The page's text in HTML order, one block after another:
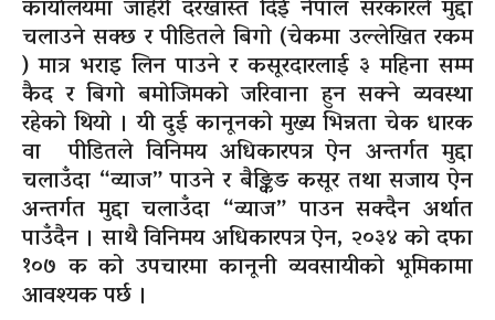
कार्यालयमा जाहेरी दरखास्त दिई नेपाल सरकारले मुद्दा
चलाउने सक्छ र पीडितले बिगो (चेकमा उल्लेखित रकम
) मात्र भराइ लिन पाउने र कसूरदारलाई ३ महिना सम्म
कैद र बिगो बमोजिमको जरिवाना हुन सक्ने व्यवस्था
रहेको थियो । यी दुई कानूनको मुख्य भिन्नता चेक धारक
वा पीडितले विनिमय अधिकारपत्र ऐन अन्तर्गत मुद्दा
चलाउँदा “व्याज” पाउने र बैङ्किङ कसूर तथा सजाय ऐन
अन्तर्गत मुद्दा चलाउँदा “व्याज” पाउन सक्दैन अर्थात
पाउँदैन । साथै विनिमय अधिकारपत्र ऐन, २०३४ को दफा
१०७ क को उपचारमा कानूनी व्यवसायीको भूमिकामा
आवश्यक पर्छ ।